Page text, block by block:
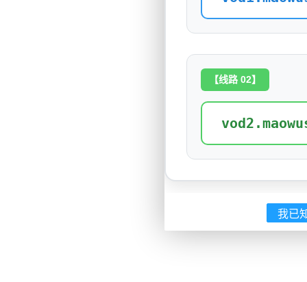
【线路 02】
我已